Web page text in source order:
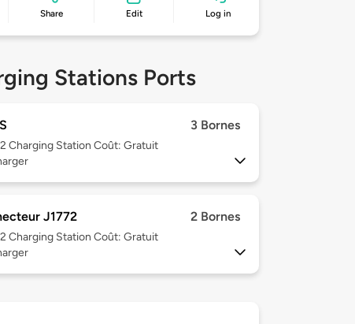
Share Edit Log in
Stations Ports
3 Bornes
Charging Station Coût: Gratuit
J1772 2 Bornes
Charging Station Coût: Gratuit